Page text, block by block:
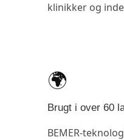
klinikker og
🌍
Brugt i over 60
BEMER-